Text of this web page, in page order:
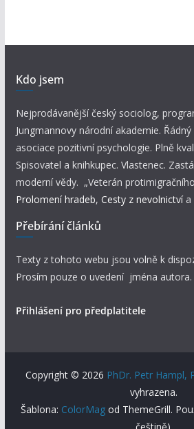
Kdo jsem
Nejprodávanější český sociolog,
Jungmannovy národní akademie.
asociace pozitivní psychologie. Plně
Spisovatel a knihkupec. Vlastenec.
moderní vědy. „Veterán
Prolomení hradeb, Cesty z nevolnictví a
Přebírání článků
Texty z tohoto webu jsou volně k
Prosím pouze o uvedení jména autora.
Přihlášení pro předplatitele
Copyright © 2026 PhDr. Petr Hampl,
vyhrazena.
Šablona: ColorMag od ThemeGrill.